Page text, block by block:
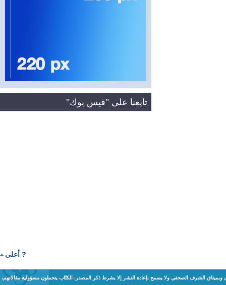
تابعنا على "فيس بوك"
? أعلى
الشرف الصحفي ولا يسمح بإعادة النشر إلا بشرط ذكر المصدر. الكتّاب يتحملون مسؤولية مقالاتهم،